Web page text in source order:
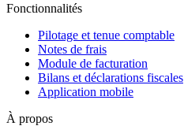
Fonctionnalités
Pilotage et tenue comptable
Notes de frais
Module de facturation
Bilans et déclarations fiscales
Application mobile
À propos